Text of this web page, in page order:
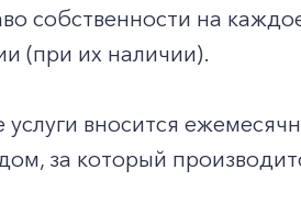
собственности на
(при их наличии).
вносится
за который